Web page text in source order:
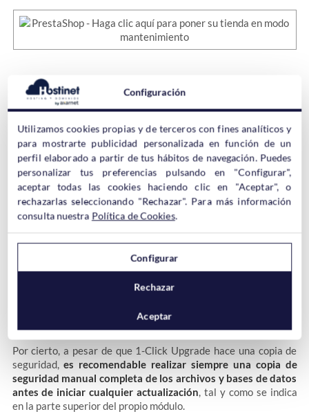
De esta forma te saldrá todo bien para poder
actualización. En esta ocasión para actualizar a
1.7.2.0
Para ello tan solo debes pinchar en el botón azul de “UPGRADE
PRESTASHOP NOW!” o “¡ACTUALIZAR PRESTASHOP
AHORA!” . Lo indicamos a continuación:
¡no hay forma más sencilla de actualizar
Por cierto, a pesar de que 1-Click Upgrade hace una copia de
seguridad,es recomendable realizar siempre una copia de
seguridad manual completa de los archivos y bases de datos
antes de iniciar cualquier actualización, tal y como se indica
en la parte superior del propio módulo.
Configuración
Utilizamos cookies propias y de terceros con fines analíticos y
para mostrarte publicidad personalizada en función de un
perfil elaborado a partir de tus hábitos de navegación. Puedes
personalizar tus preferencias pulsando en "Configurar",
aceptar todas las cookies haciendo clic en "Aceptar", o
rechazarlas seleccionando "Rechazar". Para más información
consulta nuestra Política de Cookies.
Configurar
Rechazar
Aceptar